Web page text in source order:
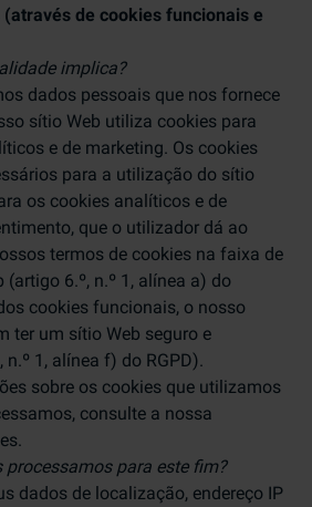
de cookies funcionais e
implica?
dados pessoais que nos fornece
sítio Web utiliza cookies para
e de marketing. Os cookies
para a utilização do sítio
os cookies analíticos e de
que o utilizador dá ao
termos de cookies na faixa de
6.º, n.º 1, alínea a) do
cookies funcionais, o nosso
ter um sítio Web seguro e
1, alínea f) do RGPD).
sobre os cookies que utilizamos
consulte a nossa
processamos para este fim?
dados de localização, endereço IP